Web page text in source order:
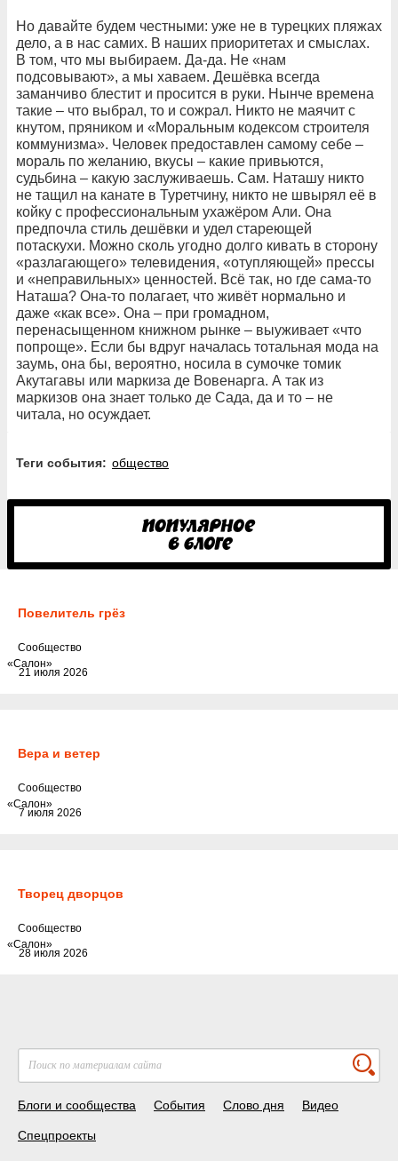
Но давайте будем честными: уже не в турецких пляжах
дело, а в нас самих. В наших приоритетах и смыслах.
В том, что мы выбираем. Да-да. Не «нам
подсовывают», а мы хаваем. Дешёвка всегда
заманчиво блестит и просится в руки. Нынче времена
такие – что выбрал, то и сожрал. Никто не маячит с
кнутом, пряником и «Моральным кодексом строителя
коммунизма». Человек предоставлен самому себе –
мораль по желанию, вкусы – какие привьются,
судьбина – какую заслуживаешь. Сам. Наташу никто
не тащил на канате в Туретчину, никто не швырял её в
койку с профессиональным ухажёром Али. Она
предпочла стиль дешёвки и удел стареющей
потаскухи. Можно сколь угодно долго кивать в сторону
«разлагающего» телевидения, «отупляющей» прессы
и «неправильных» ценностей. Всё так, но где сама-то
Наташа? Она-то полагает, что живёт нормально и
даже «как все». Она – при громадном,
перенасыщенном книжном рынке – выуживает «что
попроще». Если бы вдруг началась тотальная мода на
заумь, она бы, вероятно, носила в сумочке томик
Акутагавы или маркиза де Вовенарга. А так из
маркизов она знает только де Сада, да и то – не
читала, но осуждает.
Теги события: общество
Повелитель грёз
21 июля 2026
Cообщество
«Салон»
Вера и ветер
7 июля 2026
Cообщество
«Салон»
Творец дворцов
28 июля 2026
Cообщество
«Салон»
Блоги и сообщества События Слово дня Видео
Спецпроекты